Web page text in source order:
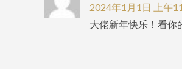
2024年1月1日 上午
大佬新年快乐！看你